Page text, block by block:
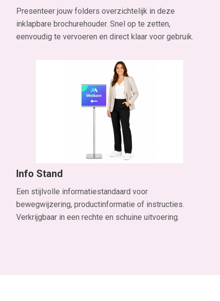
Een stijlvolle informatiestandaard voor
bewegwijzering, productinformatie of instructies.
Verkrijgbaar in een rechte en schuine uitvoering.